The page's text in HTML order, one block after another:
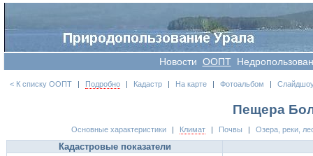
Новости OOПT
< К списку ООПТ | Подробно | Кадастр | На карте | Фотоальбом |
Пещера
Основные характеристики Климат Почвы Озера, реки,
Кадастровые показатели